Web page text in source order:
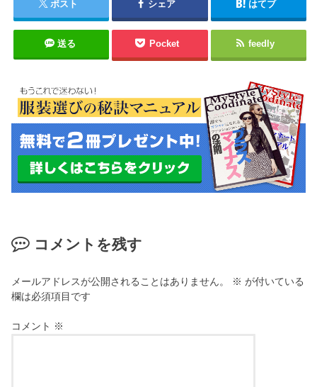
ポスト シェア はてブ
送る Pocket feedly
コメントを残す
メールアドレスが公開されることはありません。 ※ が付いている
欄は必須項目です
コメント ※